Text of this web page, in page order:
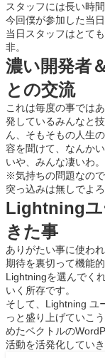
スタッフには長い時
今回僕が参加した当
当日スタッフはとて
非。
濃い開発者
との交流
これは毎度の事では
発しているみんなと
ん、そもそもの人生
容を聞けて、なんか
いや、みんな凄いわ
※気持ちの問題なの
突っ込みは無しでよ
Lightningユ
きた事
ありがたい事に使わ
期待を裏切って機能
Lightningを選んでく
いく所存です。
そして、Lightning ユ
っと盛り上げていこ
めたベクトルの
活動を活発化してい